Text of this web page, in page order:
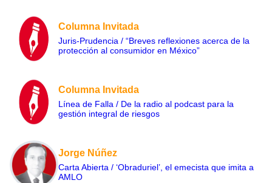
Columna Invitada
Juris-Prudencia / “Breves reflexiones acerca de la
protección al consumidor en México”
Columna Invitada
Línea de Falla / De la radio al podcast para la
gestión integral de riesgos
Jorge Núñez
Carta Abierta / ‘Obraduriel’, el emecista que imita a
AMLO